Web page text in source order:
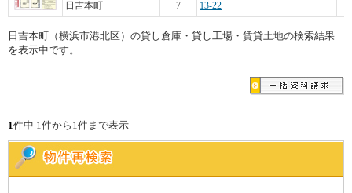
日吉本町
7
13-22
日吉本町（横浜市港北区）の貸し倉庫・貸し工場・賃貸土地の検索結果
を表示中です。
1件中 1件から1件まで表示